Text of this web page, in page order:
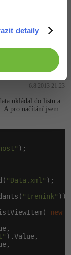
detaily
odpovídá
6.8.2013 21:23
ukládal do listu a
A pro načítání jsem
);
"Data.xml" );
"trenink" ))
new
).Value,